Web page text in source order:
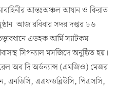
আজ রবিবার সদর দপ্তর ৮৬
এডহক আর্মি স্যাটকম
সিগন্যাল মসজিদে অনুষ্ঠিত হয়।
অব দি অর্ডন্যান্স (এমজিও) মেজর
এনডিসি, এএফডব্লিউসি, পিএসসি,
বিজয়ীদের মাঝে পুরস্কার বিতরণ